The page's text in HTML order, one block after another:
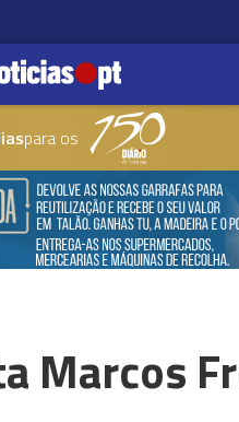
para os
Marcos